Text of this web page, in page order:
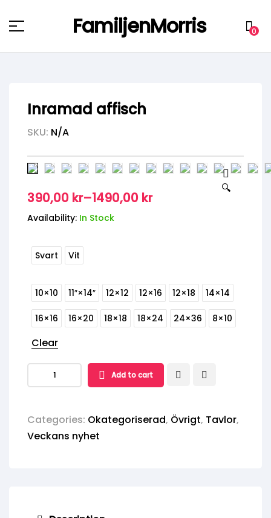
FamiljenMorris 0
Menu
Inramad affisch
SKU: N/A
🔍
390,00 kr–1490,00 kr
Availability: In Stock
Svart Vit
10×10 11″×14″ 12×12 12×16 12×18 14×14
16×16 16×20 18×18 18×24 24×36 8×10
Clear
Inramad
quantity
Add to cart
Categories: Okategoriserad, Övrigt, Tavlor,
Veckans nyhet